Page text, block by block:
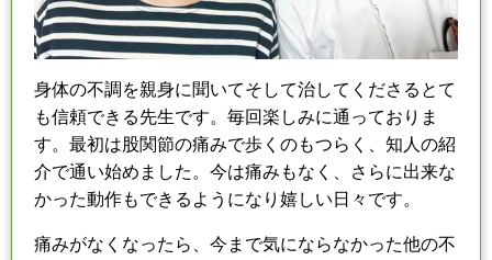
身体の不調を親身に聞いてそして治してくださるとて
も信頼できる先生です。 毎回楽しみに通っておりま
す。 最初は股関節の痛みで歩くのもつらく、知人の紹
介で通い始めました。 今は痛みもなく、さらに出来な
かった動作もできるようになり嬉しい日々です。
痛みがなくなったら、今まで気にならなかった他の不